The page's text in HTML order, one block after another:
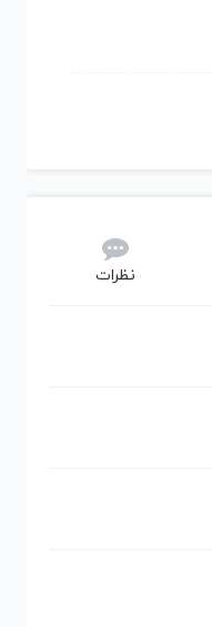
نظرات